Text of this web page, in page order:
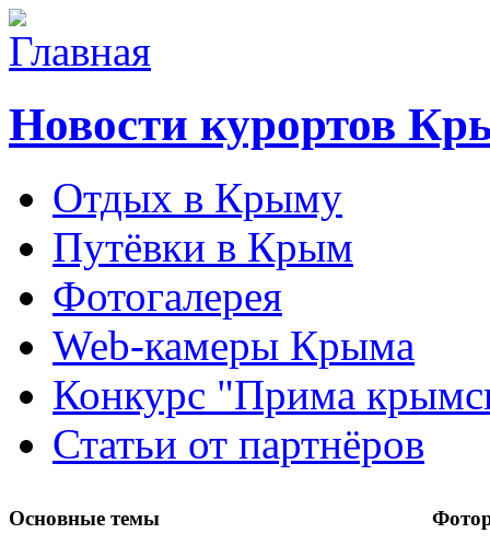
Новости курортов
Отдых в Крыму
Путёвки в Крым
Фотогалерея
Web-камеры Крыма
Конкурс "Прима
Статьи от партнёров
Основные темы